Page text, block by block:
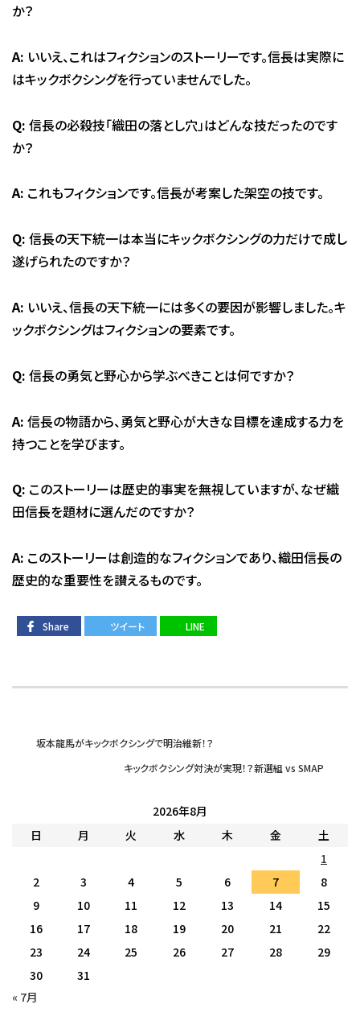
か？
A: いいえ、これはフィクションのストーリーです。信長は実際に
はキックボクシングを行っていませんでした。
Q: 信長の必殺技「織田の落とし穴」はどんな技だったのです
か？
A: これもフィクションです。信長が考案した架空の技です。
Q: 信長の天下統一は本当にキックボクシングの力だけで成し
遂げられたのですか？
A: いいえ、信長の天下統一には多くの要因が影響しました。キ
ックボクシングはフィクションの要素です。
Q: 信長の勇気と野心から学ぶべきことは何ですか？
A: 信長の物語から、勇気と野心が大きな目標を達成する力を
持つことを学びます。
Q: このストーリーは歴史的事実を無視していますが、なぜ織
田信長を題材に選んだのですか？
A: このストーリーは創造的なフィクションであり、織田信長の
歴史的な重要性を讃えるものです。
Share ツイート LINE
坂本龍馬がキックボクシングで明治維新！？
キックボクシング対決が実現！？新選組 vs SMAP
2026年8月
日
月 火 水 木 金
土
1
2
3 4 5 6 7
8
9
10 11 12 13 14
15
16
17 18 19 20 21
22
23
24 25 26 27 28
29
30
31
« 7月